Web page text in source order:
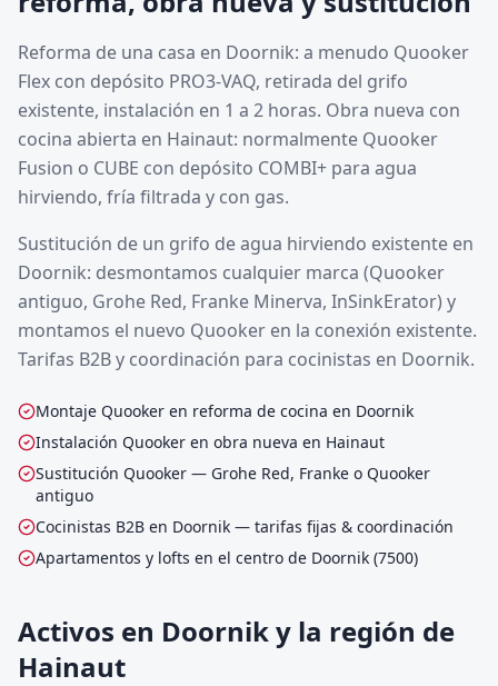
Reforma de una casa en Doornik: a menudo Quooker
Flex con depósito PRO3-VAQ, retirada del grifo
existente, instalación en 1 a 2 horas. Obra nueva con
cocina abierta en Hainaut: normalmente Quooker
Fusion o CUBE con depósito COMBI+ para agua
hirviendo, fría filtrada y con gas.
Sustitución de un grifo de agua hirviendo existente en
Doornik: desmontamos cualquier marca (Quooker
antiguo, Grohe Red, Franke Minerva, InSinkErator) y
montamos el nuevo Quooker en la conexión existente.
Tarifas B2B y coordinación para cocinistas en Doornik.
Montaje Quooker en reforma de cocina en Doornik
Instalación Quooker en obra nueva en Hainaut
Sustitución Quooker — Grohe Red, Franke o Quooker
antiguo
Cocinistas B2B en Doornik — tarifas fijas & coordinación
Apartamentos y lofts en el centro de Doornik (7500)
Activos en Doornik y la región de
Hainaut